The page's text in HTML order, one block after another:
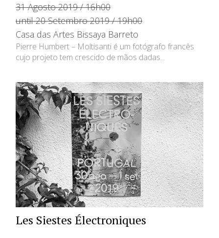
31 Agosto 2019 / 16h00
until 20 Setembro 2019 / 19h00
Casa das Artes Bissaya Barreto
Pierre Humbert – Moltisanti é um fotógrafo francês
cujo projeto tem crescido de mãos dadas...
Les Siestes Électroniques